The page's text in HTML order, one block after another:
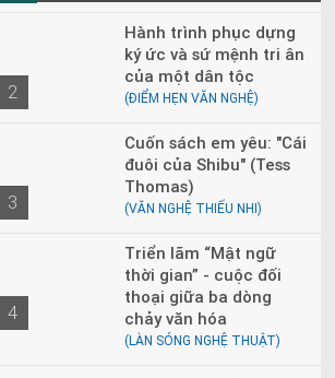
2
Hành trình phục dựng
ký ức và sứ mệnh tri ân
của một dân tộc
(ĐIỂM HẸN VĂN NGHỆ)
3
Cuốn sách em yêu: "Cái
đuôi của Shibu" (Tess
Thomas)
(VĂN NGHỆ THIẾU NHI)
4
Triển lãm “Mật ngữ
thời gian” - cuộc đối
thoại giữa ba dòng
chảy văn hóa
(LÀN SÓNG NGHỆ THUẬT)